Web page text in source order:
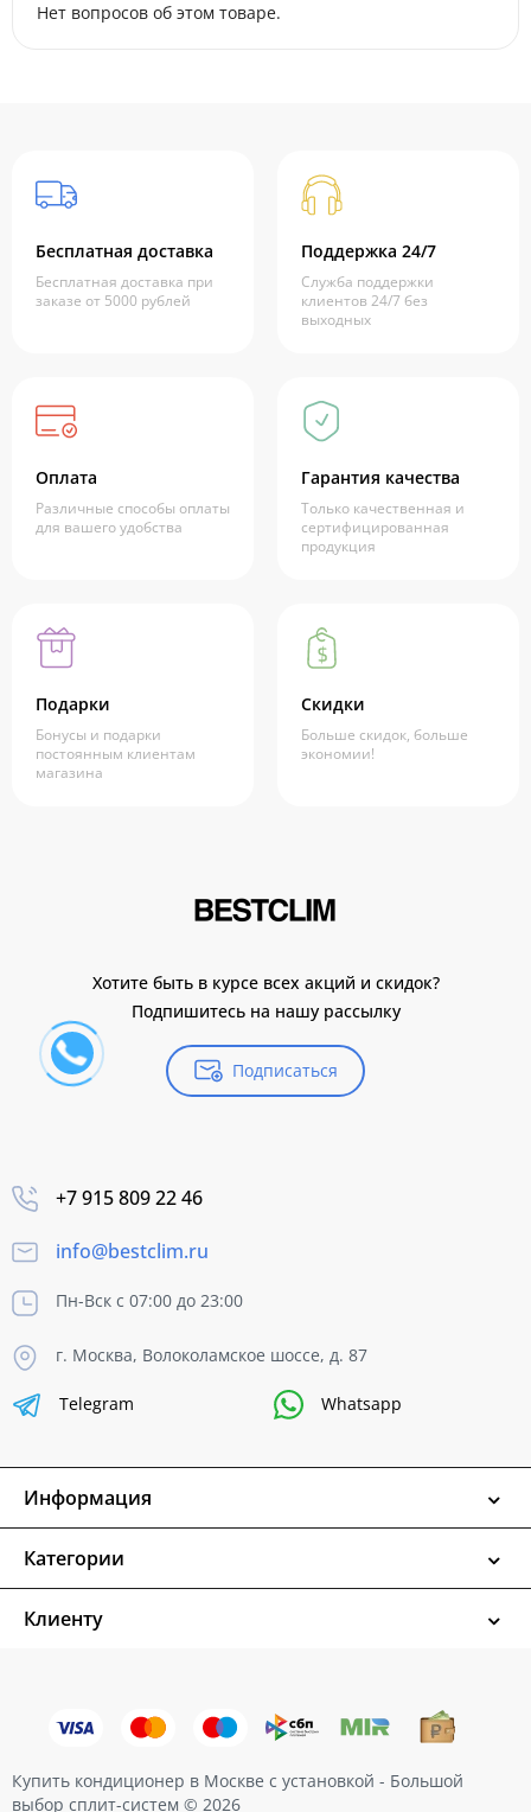
Нет вопросов об этом товаре.
Бесплатная доставка
Бесплатная доставка при
заказе от 5000 рублей
Поддержка 24/7
Служба поддержки
клиентов 24/7 без
выходных
Оплата
Различные способы оплаты
для вашего удобства
Гарантия качества
Только качественная и
сертифицированная
продукция
Подарки
Бонусы и подарки
постоянным клиентам
магазина
Скидки
Больше скидок, больше
экономии!
Хотите быть в курсе всех акций и скидок?
Подпишитесь на нашу рассылку
Подписаться
+7 915 809 22 46
info@bestclim.ru
Пн-Вск с 07:00 до 23:00
г. Москва, Волоколамское шоссе, д. 87
Telegram Whatsapp
Информация
Категории
Клиенту
Купить кондиционер в Москве с установкой - Большой
выбор сплит-систем © 2026